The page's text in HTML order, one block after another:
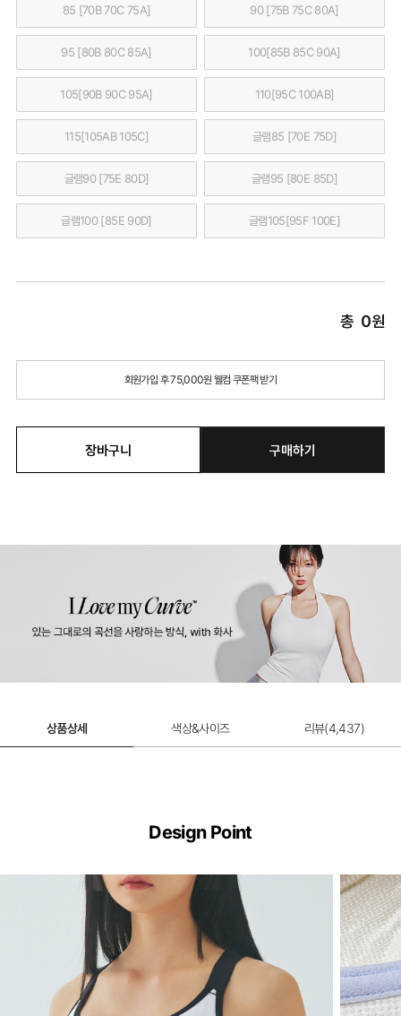
85 [70B 70C 75A] 90 [75B 75C 80A]
95 [80B 80C 85A] 100[85B 85C 90A]
105[90B 90C 95A] 110[95C 100AB]
115[105AB 105C] 글램85 [70E 75D]
글램90 [75E 80D] 글램95 [80E 85D]
글램100 [85E 90D] 글램105[95F 100E]
총 0원
회원가입 후 75,000원 웰컴 쿠폰팩 받기
장바구니 구매하기
상품상세 색상&사이즈 리뷰(4,437)
Design Point